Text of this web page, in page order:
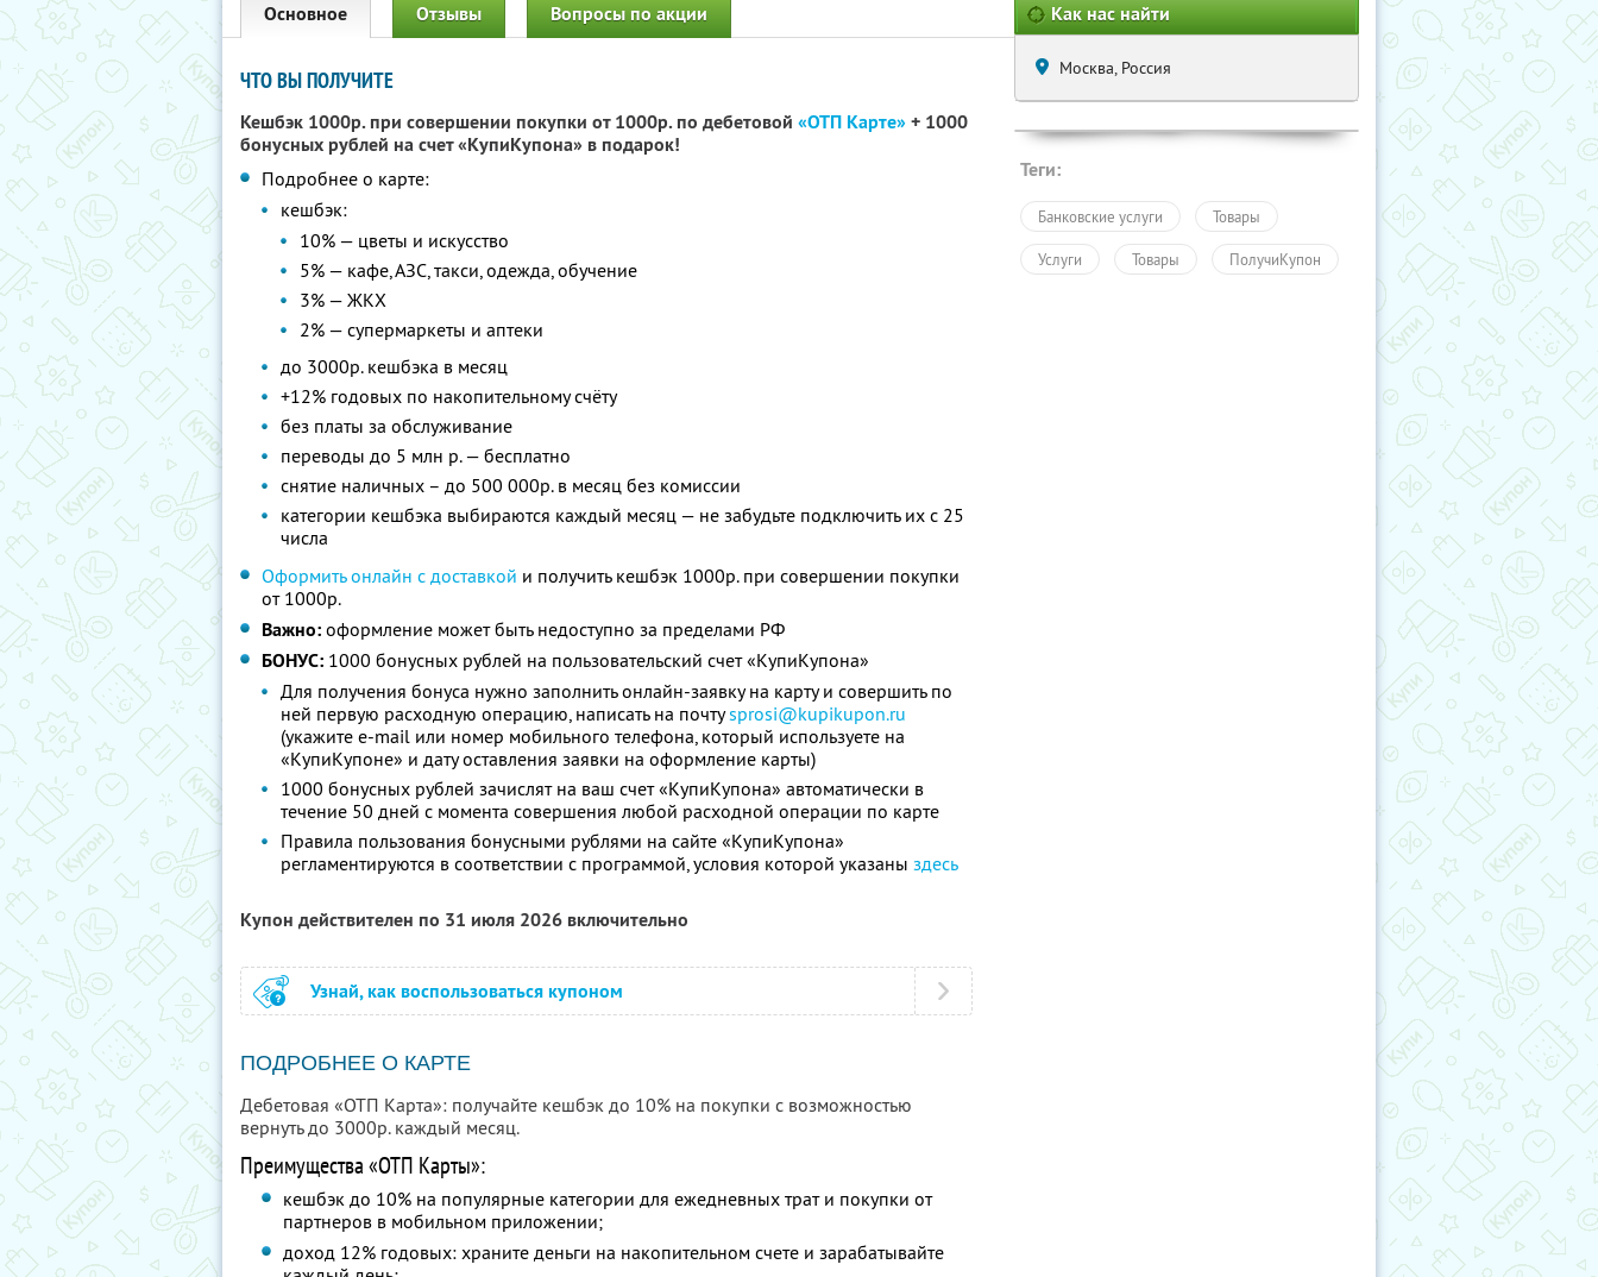
Основное Отзывы Вопросы по акции
ЧТО ВЫ ПОЛУЧИТЕ
Кешбэк 1000р. при совершении покупки от 1000р. по дебетовой «ОТП Карте»+ 1000
бонусных рублей на счет «КупиКупона» в подарок!
Подробнее о карте:
кешбэк:
10% — цветы и искусство
5% — кафе, АЗС, такси, одежда, обучение
3% — ЖКХ
2% — супермаркеты и аптеки
до 3000р. кешбэка в месяц
+12% годовых по накопительному счёту
без платы за обслуживание
переводы до 5 млн р. — бесплатно
снятие наличных – до 500 000р. в месяц без комиссии
категории кешбэка выбираются каждый месяц — не забудьте подключить их с 25
числа
Оформить онлайн с доставкой и получить кешбэк 1000р. при совершении покупки
от 1000р.
Важно: оформление может быть недоступно за пределами РФ
БОНУС: 1000 бонусных рублей на пользовательский счет «КупиКупона»
Для получения бонуса нужно заполнить онлайн-заявку на карту и совершить по
ней первую расходную операцию, написать на почтуsprosi@kupikupon.ru
(укажите e-mail или номер мобильного телефона, который используете на
«КупиКупоне» и дату оставления заявки на оформление карты)
1000 бонусных рублей зачислят на ваш счет «КупиКупона» автоматически в
течение 50 дней с момента совершения любой расходной операции по карте
Правила пользования бонусными рублями на сайте «КупиКупона»
регламентируются в соответствии с программой, условия которой указаны здесь
Купон действителен по 31 июля 2026 включительно
Узнай, как воспользоваться купоном
ПОДРОБНЕЕ О КАРТЕ
Дебетовая «ОТП Карта»: получайте кешбэк до 10% на покупки с возможностью
вернуть до 3000р. каждый месяц.
Преимущества «ОТП Карты»:
кешбэк до 10% на популярные категории для ежедневных трат и покупки от
партнеров в мобильном приложении;
доход 12% годовых: храните деньги на накопительном счете и зарабатывайте
Как нас найти
Москва, Россия
Теги:
Банковские услуги Товары
Услуги Товары ПолучиКупон